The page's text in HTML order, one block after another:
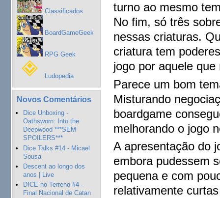
Classificados
BoardGameGeek
RPG Geek
Ludopedia
Novos Comentários
Dice Unboxing -
Oathsworn: Into the
Deepwood ***SEM
SPOILERS***
Dice Talks #14 - Micael
Sousa
Descent ao longo dos
anos | Live
DICE no Terreno #4 -
Final Nacional de Catan
turno ao mesmo
No fim, só três
nessas criaturas.
criatura tem
jogo por aquele
Parece um bom
Misturando
boardgame
melhorando o jogo
A apresentação do
embora pudessem
pequena e com
relativamente